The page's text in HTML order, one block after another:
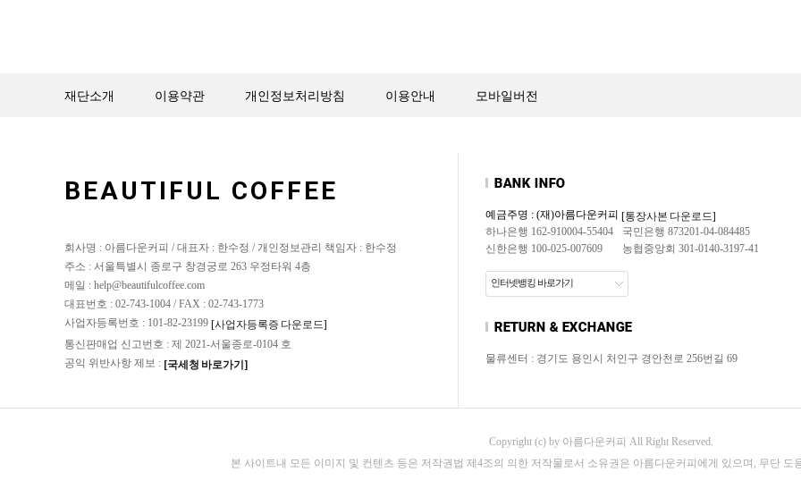
재단소개 이용약관 개인정보처리방침 이용안내 모바일버전
BEAUTIFUL COFFEE
회사명 : 아름다운커피 / 대표자 : 한수정 / 개인정보관리 책임자 : 한수정
주소 : 서울특별시 종로구 창경궁로 263 우정타워 4층
메일 : help@beautifulcoffee.com
대표번호 : 02-743-1004 / FAX : 02-743-1773
사업자등록번호 : 101-82-23199 [사업자등록증 다운로드]
통신판매업 신고번호 : 제 2021-서울종로-0104 호
공익 위반사항 제보 : [국세청 바로가기]
예금주명 : (재)아름다운커피 [통장사본 다운로드]
하나은행 162-910004-55404
국민은행 873201-04-084485
신한은행 100-025-007609
농협중앙회 301-0140-3197-41
인터넷뱅킹 바로가기
물류센터 : 경기도 용인시 처인구 경안천로 256번길 69
Copyright (c) by 아름다운커피 All Right Reserved.
본 사이트내 모든 이미지 및 컨텐츠 등은 저작권법 제4조의 의한 저작물로서 소유권은 아름다운커피에게 있으며, 무단 도